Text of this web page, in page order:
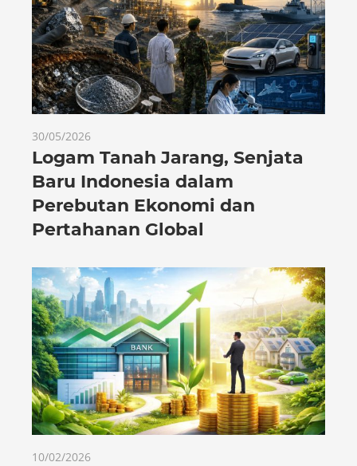
30/05/2026
Logam Tanah Jarang, Senjata
Baru Indonesia dalam
Perebutan Ekonomi dan
Pertahanan Global
10/02/2026